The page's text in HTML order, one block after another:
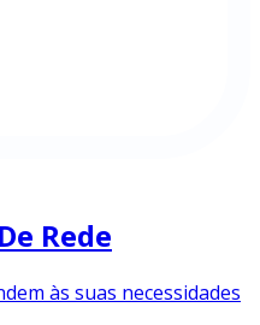
Rede
às suas necessidades